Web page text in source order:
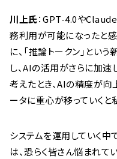
川上氏：GPT-4.0や
務利用が可能になったと
に、「推論トークン」とい
し、AIの活用がさらに加速
考えたとき、AIの精度が向
ータに重心が移っていくと
システムを運用していく
は、恐らく皆さん悩まれて